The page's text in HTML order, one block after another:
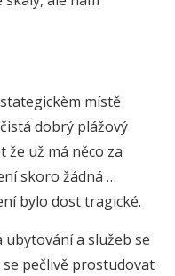
místě
dobrý plážový
že už má něco za
skoro žádná …
bylo dost tragické.
a služeb se
pečlivě prostudovat